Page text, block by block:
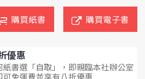
購買紙書 購買電子書
優惠
紙書選「自取」，即親臨本社辦公室
可免運費並享有八折優惠